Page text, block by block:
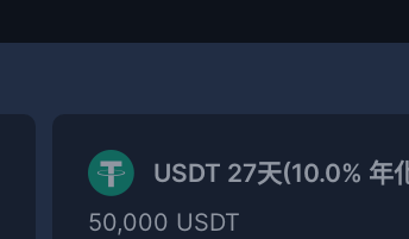
USDT 27天(10.0% 年
50,000 USDT